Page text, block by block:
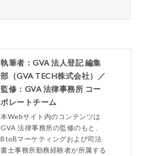
執筆者：GVA 法人登記 編集
部（GVA TECH株式会社）／
監修：GVA 法律事務所 コー
ポレートチーム
本Webサイト内のコンテンツは
GVA 法律事務所の監修のもと、
BtoBマーケティングおよび司法
書士事務所勤務経験者が所属する